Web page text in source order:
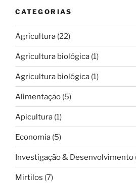
CATEGORIAS
Agricultura (22)
Agricultura biológica (1)
Agricultura biológica (1)
Alimentação (5)
Apicultura (1)
Economia (5)
Investigação & Desenvolvimento
Mirtilos (7)